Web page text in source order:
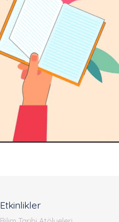
Etkinlikler